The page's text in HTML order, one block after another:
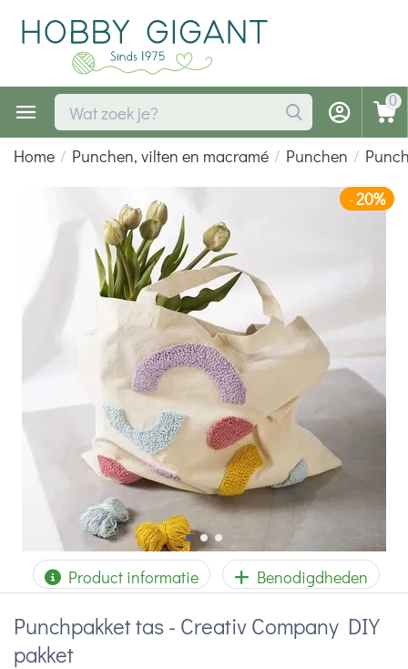
0
Home / Punchen, vilten en macramé / Punchen /
-20%
Product informatie Benodigdheden
Punchpakket tas - Creativ Company DIY
pakket